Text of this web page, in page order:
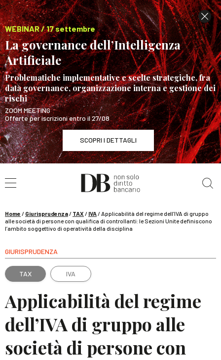
WEBINAR / 17 settembre
La governance dell’Intelligenza
Artificiale
Problematiche implementative e scelte strategiche, fra
data governance, organizzazione interna e gestione dei
rischi
ZOOM MEETING
Offerte per iscrizioni entro il 27/08
SCOPRI I DETTAGLI
WEBINAR / 17 settembre
La governance dell’Intelligenza Artificiale
Home / Giurisprudenza/ TAX / IVA/Applicabilità del regime dell’IVA di gruppo
alle società di persone con qualifica di controllanti: le Sezioni Unite definiscono
l’ambito soggettivo di operatività della disciplina
GIURISPRUDENZA
TAX IVA
Applicabilità del regime
dell’IVA di gruppo alle
società di persone con